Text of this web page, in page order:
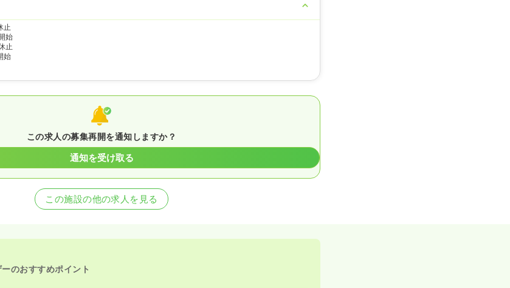
止
始
止
始
この求人の募集再開を通知しますか？
通知を受け取る
この施設の他の求人を見る
のおすすめポイント